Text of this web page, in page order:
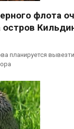
флота
планируется